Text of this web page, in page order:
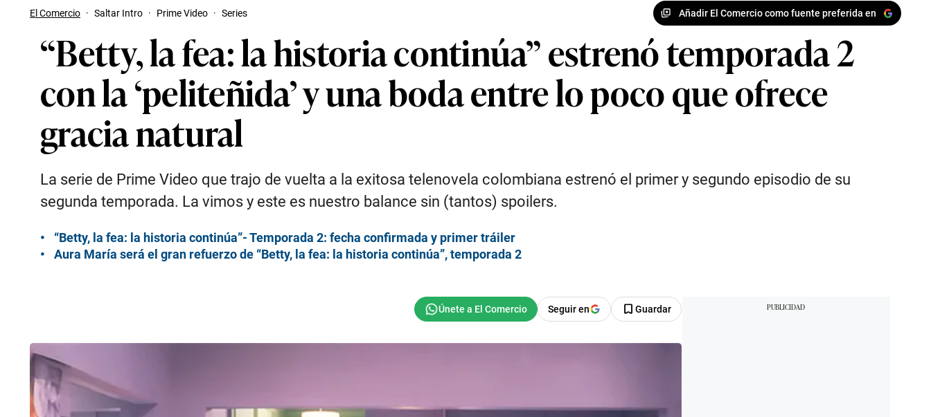
El Comercio · Saltar Intro · Prime Video · Series Añadir El Comercio como fuente preferida en
“Betty, la fea: la historia continúa” estrenó temporada 2
con la ‘peliteñida’ y una boda entre lo poco que ofrece
gracia natural
La serie de Prime Video que trajo de vuelta a la exitosa telenovela colombiana estrenó el primer y segundo episodio de su
segunda temporada. La vimos y este es nuestro balance sin (tantos) spoilers.
“Betty, la fea: la historia continúa”- Temporada 2: fecha confirmada y primer tráiler
Aura María será el gran refuerzo de “Betty, la fea: la historia continúa”, temporada 2
Seguir en Guardar